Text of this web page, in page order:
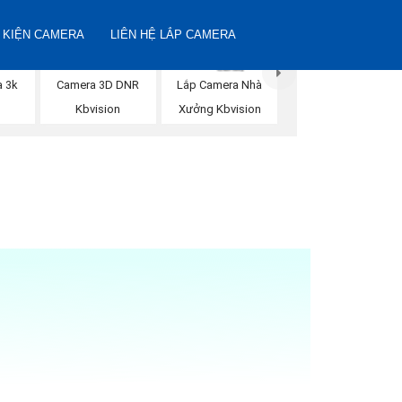
KIỆN CAMERA LIÊN HỆ LẮP CAMERA
3k
Camera 3D DNR
Kbvision
Lắp Camera Nhà
Xưởng Kbvision